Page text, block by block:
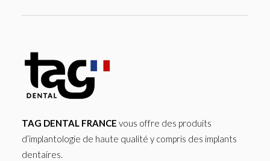
TAG DENTAL FRANCE vous offre des produits
d’implantologie de haute qualité y compris des implants
dentaires.